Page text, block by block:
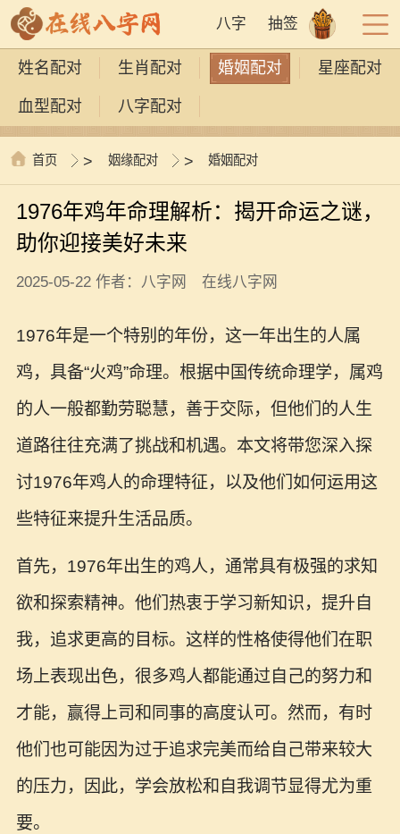
八字 抽签
姓名配对 生肖配对 婚姻配对 星座配对
血型配对 八字配对
首页 > 姻缘配对 > 婚姻配对
1976年鸡年命理解析：揭开命运之谜，
助你迎接美好未来
2025-05-22 作者：八字网 在线八字网
1976年是一个特别的年份，这一年出生的人属
鸡，具备“火鸡”命理。根据中国传统命理学，属鸡
的人一般都勤劳聪慧，善于交际，但他们的人生
道路往往充满了挑战和机遇。本文将带您深入探
讨1976年鸡人的命理特征，以及他们如何运用这
些特征来提升生活品质。
首先，1976年出生的鸡人，通常具有极强的求知
欲和探索精神。他们热衷于学习新知识，提升自
我，追求更高的目标。这样的性格使得他们在职
场上表现出色，很多鸡人都能通过自己的努力和
才能，赢得上司和同事的高度认可。然而，有时
他们也可能因为过于追求完美而给自己带来较大
的压力，因此，学会放松和自我调节显得尤为重
要。